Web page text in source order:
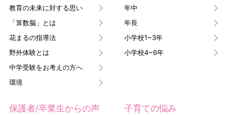
教育の未来に対する思い
「算数脳」とは
花まるの指導法
野外体験とは
中学受験をお考えの方へ
環境
年中
年長
小学校1~3年
小学校4~6年
保護者/卒業生からの声 子育ての悩み